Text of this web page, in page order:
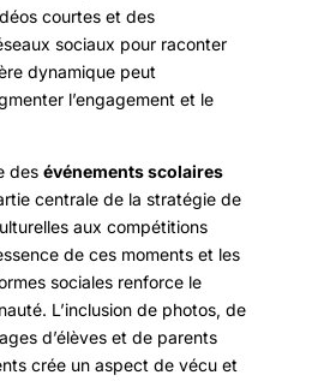
courtes et des
sociaux pour raconter
dynamique peut
l’engagement et le
des événements scolaires
centrale de la stratégie de
aux compétitions
de ces moments et les
sociales renforce le
L’inclusion de photos, de
d’élèves et de parents
crée un aspect de vécu et